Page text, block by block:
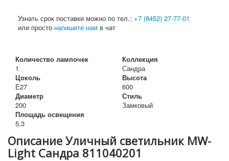
Узнать срок поставки можно по тел.: +7 (8452) 27-77-01
или просто напишите нам в чат
Количество лампочек
1
Коллекция
Сандра
Цоколь
E27
Высота
600
Диаметр
200
Стиль
Замковый
Площадь освещения
5,3
Описание Уличный светильник MW-
Light Сандра 811040201